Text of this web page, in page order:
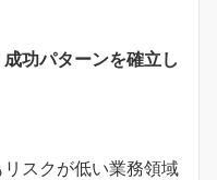
功パターンを確立し
スクが低い業務領域